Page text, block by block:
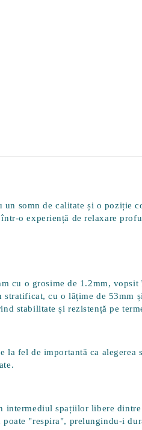
un somn de calitate și o
o experiență de relaxare
cu o grosime de 1.2mm,
stratificat, cu o lățime de 53mm
stabilitate și rezistență pe
la fel de importantă ca
intermediul spațiilor libere
"respira", prelungindu-i